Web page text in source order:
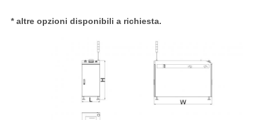
* altre opzioni disponibili a richiesta.